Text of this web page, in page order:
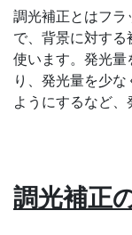
調光補正とはフラ
で、背景に対す
使います。発光量
り、発光量を少
ようにするなど、
調光補正